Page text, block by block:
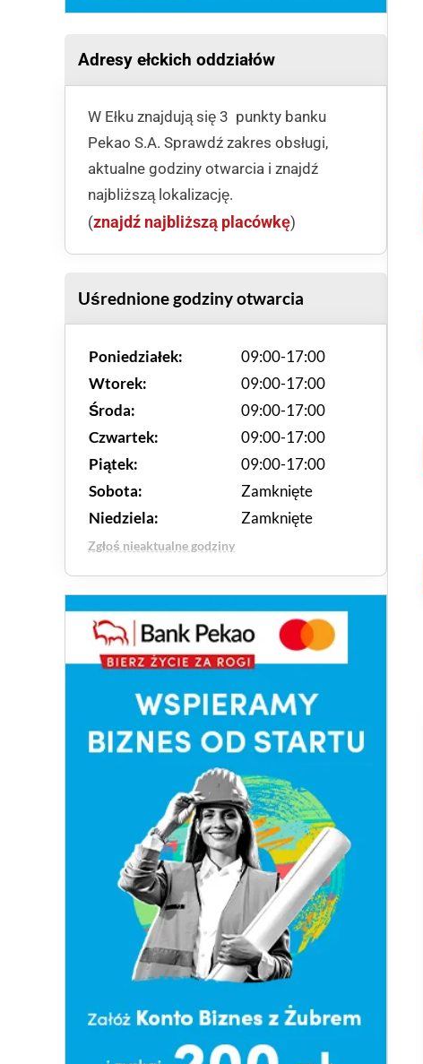
Adresy ełckich oddziałów
W Ełku znajdują się 3 punkty banku
Pekao S.A. Sprawdź zakres obsługi,
aktualne godziny otwarcia i znajdź
najbliższą lokalizację.
(znajdź najbliższą placówkę)
Uśrednione godziny otwarcia
Poniedziałek:
09:00-17:00
Wtorek:
09:00-17:00
Środa:
09:00-17:00
Czwartek:
09:00-17:00
Piątek:
09:00-17:00
Sobota:
Zamknięte
Niedziela:
Zamknięte
Zgłoś nieaktualne godziny